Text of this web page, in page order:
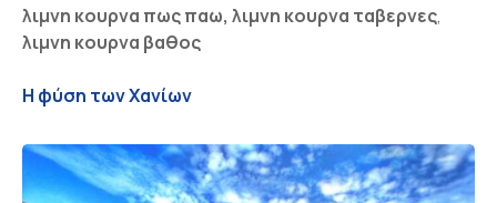
λιμνη κουρνα πως παω, λιμνη κουρνα ταβερνες,
λιμνη κουρνα βαθος
Η φύση των Χανίων